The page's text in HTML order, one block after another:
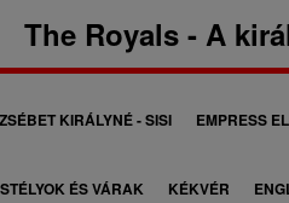
The Royals - A
KIRÁLYNÉ - SISI EMPRESS
ÉS VÁRAK KÉKVÉR